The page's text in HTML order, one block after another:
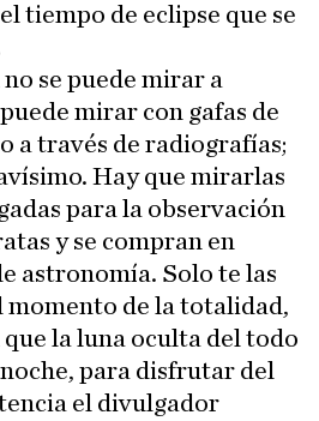
tiempo de eclipse que se
se puede mirar a
mirar con gafas de
a través de radiografías;
Hay que mirarlas
para la observación
y se compran en
astronomía. Solo te las
momento de la totalidad,
la luna oculta del todo
para disfrutar del
el divulgador